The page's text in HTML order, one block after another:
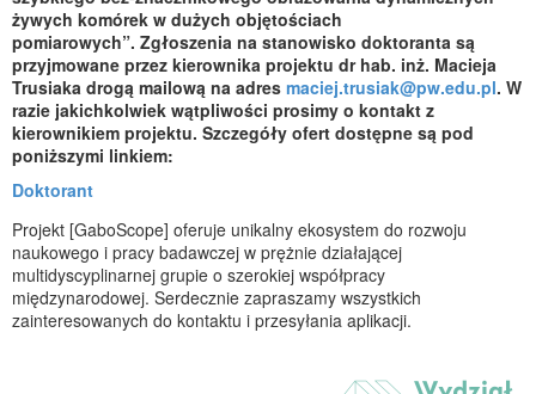
żywych komórek w dużych objętościach
pomiarowych”. Zgłoszenia na stanowisko doktoranta są
przyjmowane przez kierownika projektu dr hab. inż. Macieja
Trusiaka drogą mailową na adres maciej.trusiak@pw.edu.pl. W
razie jakichkolwiek wątpliwości prosimy o kontakt z
kierownikiem projektu. Szczegóły ofert dostępne są pod
poniższymi linkiem:
Doktorant
Projekt [GaboScope] oferuje unikalny ekosystem do rozwoju
naukowego i pracy badawczej w prężnie działającej
multidyscyplinarnej grupie o szerokiej współpracy
międzynarodowej. Serdecznie zapraszamy wszystkich
zainteresowanych do kontaktu i przesyłania aplikacji.